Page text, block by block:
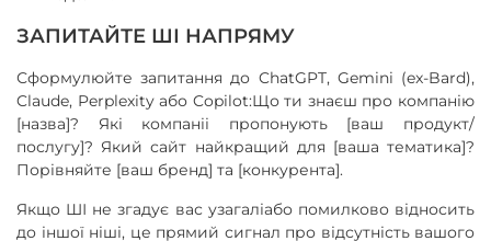
ЗАПИТАЙТЕ ШІ НАПРЯМУ
Сформулюйте запитання до ChatGPT, Gemini (ex-Bard),
Claude, Perplexity або Copilot:Що ти знаєш про компанію
[назва]? Які компаніі пропонують [ваш продукт/
послугу]? Який сайт найкращий для [ваша тематика]?
Порівняйте [ваш бренд] та [конкурента].
Якщо ШІ не згадує вас узагаліабо помилково відносить
до іншої ніші, це прямий сигнал про відсутність вашого